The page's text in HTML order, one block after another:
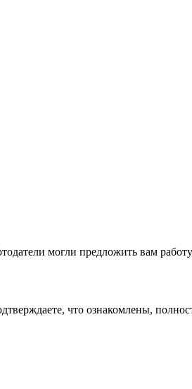
могли предложить вам работу
что ознакомлены,